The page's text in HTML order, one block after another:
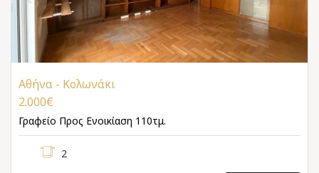
Αθήνα - Κολωνάκι
2.000€
Γραφείο Προς Ενοικίαση 110τμ.
2